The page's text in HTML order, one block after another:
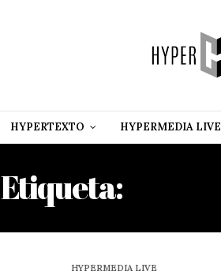
HYPERTEXTO HYPERMEDIA LIVE
Etiqueta:
HYPERMEDIA LIVE